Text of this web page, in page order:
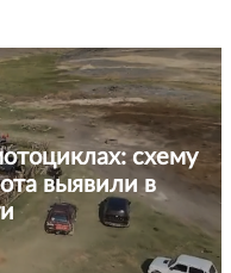
схему
выявили в